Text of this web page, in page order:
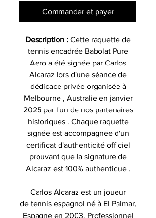
Commander et payer
Description : Cette raquette de
tennis encadrée Babolat Pure
Aero a été signée par Carlos
Alcaraz lors d'une séance de
dédicace privée organisée à
Melbourne , Australie en janvier
2025 par l'un de nos partenaires
historiques . Chaque raquette
signée est accompagnée d'un
certificat d'authenticité officiel
prouvant que la signature de
Alcaraz est 100% authentique .
Carlos Alcaraz est un joueur
de tennis espagnol né à El Palmar,
Espagne en 2003. Professionnel